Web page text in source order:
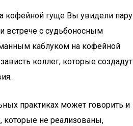
кофейной гуще Вы увидели пару
встрече с судьбоносным
каблуком на кофейной
коллег, которые создадут
практиках может говорить и
которые не реализованы,